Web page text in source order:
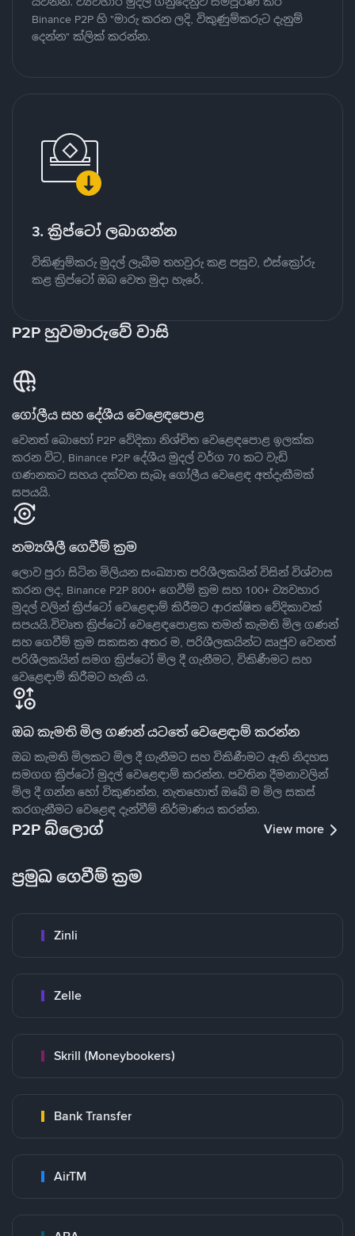
Binance P2P හි "මාරු කරන ලදි, විකුණුම්කරුට දැනුම්
දෙන්න" ක්ලික් කරන්න.
3. ක්‍රිප්ටෝ ලබාගන්න
විකිණුම්කරු මුදල් ලැබීම තහවුරු කළ පසුව, එස්ක්‍රෝරු
කළ ක්‍රිප්ටෝ ඔබ වෙත මුදා හැරේ.
P2P හුවමාරුවේ වාසි
ගෝලීය සහ දේශීය වෙළෙඳපොළ
වෙනත් බොහෝ P2P වේදිකා නිශ්චිත වෙළෙඳපොළ ඉලක්ක
කරන විට, Binance P2P දේශීය මුදල් වර්ග 70 කට වැඩි
ගණනකට සහය දක්වන සැබෑ ගෝලීය වෙළෙඳ අත්දැකීමක්
සපයයි.
නම්‍යශීලී ගෙවීම් ක්‍රම
ලොව පුරා සිටින මිලියන සංඛ්‍යාත පරිශීලකයින් විසින් විශ්වාස
කරන ලද, Binance P2P 800+ ගෙවීම් ක්‍රම සහ 100+ ව්‍යවහාර
මුදල් වලින් ක්‍රිප්ටෝ වෙළෙඳාම් කිරීමට ආරක්ෂිත වේදිකාවක්
සපයයි.විවෘත ක්‍රිප්ටෝ වෙළෙඳපොළක තමන් කැමති මිල ගණන්
සහ ගෙවීම් ක්‍රම සකසන අතර ම, පරිශීලකයින්ට ඍජුව වෙනත්
පරිශීලකයින් සමග ක්‍රිප්ටෝ මිල දී ගැනීමට, විකිණීමට සහ
වෙළෙඳාම් කිරීමට හැකි ය.
ඔබ කැමති මිල ගණන් යටතේ වෙළෙඳාම් කරන්න
ඔබ කැමති මිලකට මිල දී ගැනීමට සහ විකිණීමට ඇති නිදහස
සමගග ක්‍රිප්ටෝ මුදල් වෙළෙඳාම් කරන්න. පවතින දීමනාවලින්
මිල දී ගන්න හෝ විකුණන්න, නැතහොත් ඔබේ ම මිල සකස්
කරගැනීමට වෙළෙඳ දැන්වීම් නිර්මාණය කරන්න.
P2P බ්ලොග් View more
ප්‍රමුඛ ගෙවීම් ක්‍රම
Zinli
Zelle
Skrill (Moneybookers)
Bank Transfer
AirTM